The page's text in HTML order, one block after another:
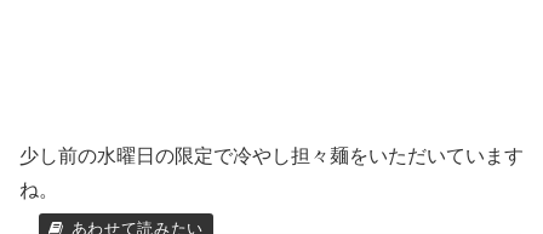
少し前の水曜日の限定で冷やし担々麺をいただいています
ね。